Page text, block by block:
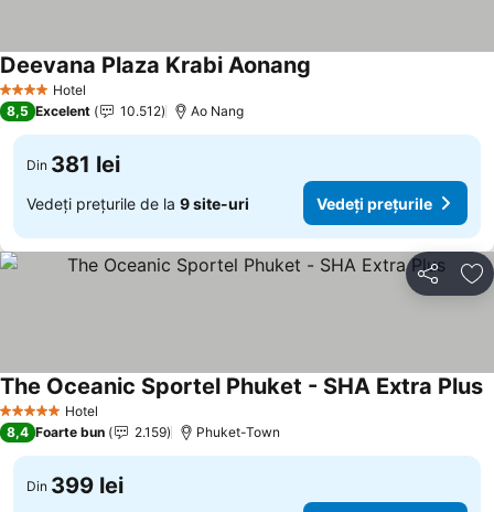
4 Stele Hotel
Deevana Plaza Krabi Aonang
8,5 Excelent 10.512 Ao Nang
Din 381 lei
Vedeți prețurile de la 9 site-uri Vedeți prețurile
Distribuiți
5 Stele Hotel
The Oceanic Sportel Phuket - SHA Extra Plus
8,4 Foarte bun 2.159 Phuket-Town
Din 399 lei